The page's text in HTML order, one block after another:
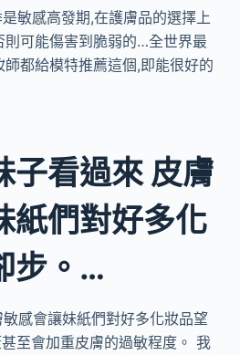
敏感高發期,在護膚品的選擇上
則可能傷害到脆弱的…全世界最
都給模特推薦這個,即能很好的
子看過來 皮膚
紙們對好多化
步。…
感會讓妹紙們對好多化妝品望
至會加重皮膚的過敏程度。 我